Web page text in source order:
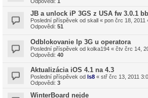
JB a unlock iP 3GS z USA fw 3.0.1
Poslední příspěvek od skall « pon črc 18, 2011
Odpovědi: 51
Odblokovanie Ip 3G u operatora
Poslední příspěvek od kolka194 « čtv črc 14,
Odpovědi: 40
Aktualizácia iOS 4.1 na 4.3
Poslední příspěvek od ls8 « stř črc 13, 2011
Odpovědi: 3
WinterBoard nejde